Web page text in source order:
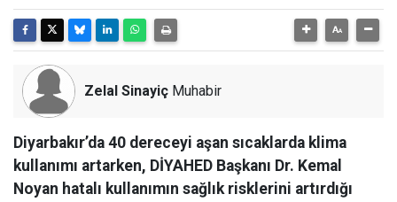
Zelal Sinayiç Muhabir
Diyarbakır’da 40 dereceyi aşan sıcaklarda klima
kullanımı artarken, DİYAHED Başkanı Dr. Kemal
Noyan hatalı kullanımın sağlık risklerini artırdığı